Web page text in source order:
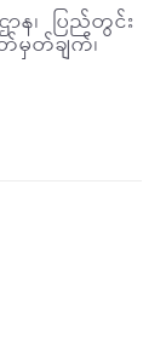
ာန၊ ပြည်တွင်း
မှတ်ချက်၊